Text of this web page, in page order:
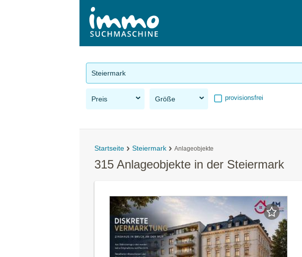
Steiermark
Preis Größe provisionsfrei
Startseite Steiermark Anlageobjekte
315 Anlageobjekte in der Steiermark